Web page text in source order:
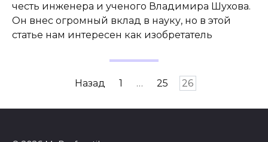
честь инженера и ученого Владимира Шухова.
Он внес огромный вклад в науку, но в этой
статье нам интересен как изобретатель
Назад 1 … 25 26